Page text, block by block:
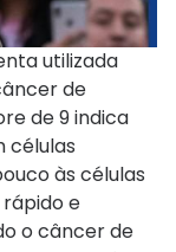
utilizada
de
de 9 indica
células
às células
e
o câncer de